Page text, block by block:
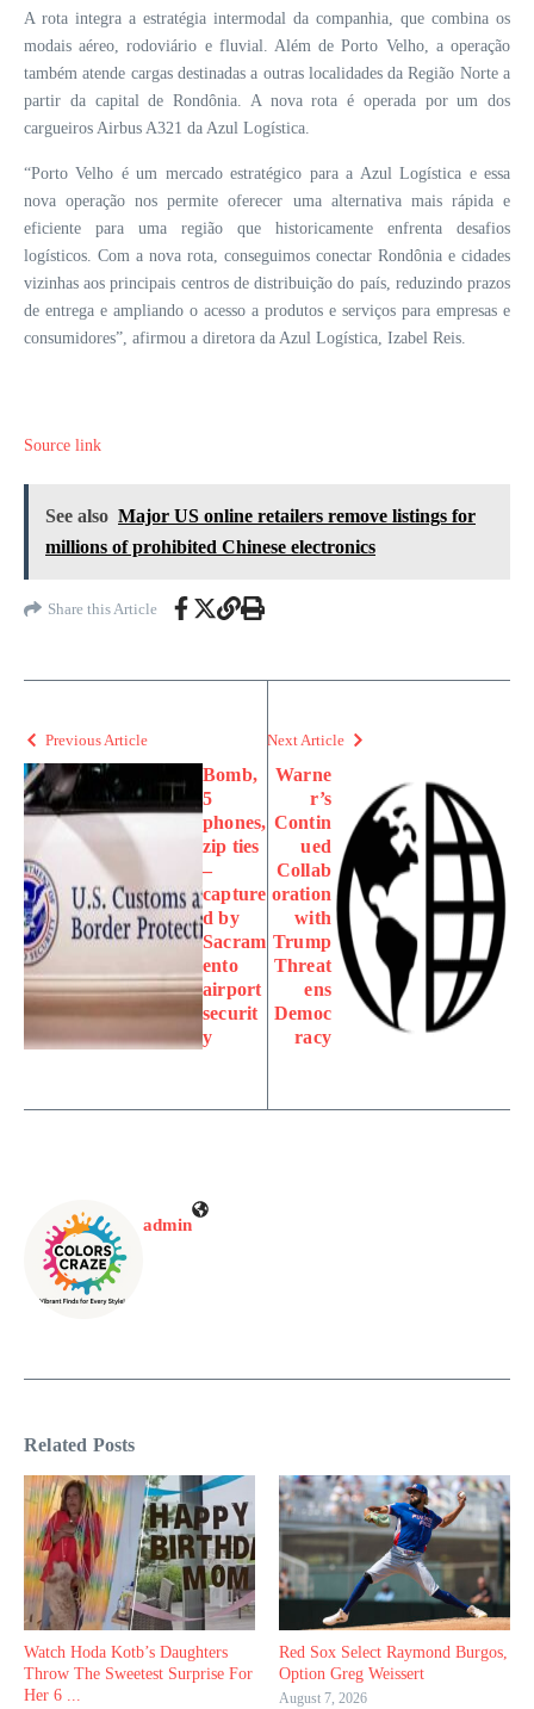
A rota integra a estratégia intermodal da companhia, que combina os
modais aéreo, rodoviário e fluvial. Além de Porto Velho, a operação
também atende cargas destinadas a outras localidades da Região Norte a
partir da capital de Rondônia. A nova rota é operada por um dos
cargueiros Airbus A321 da Azul Logística.
“Porto Velho é um mercado estratégico para a Azul Logística e essa
nova operação nos permite oferecer uma alternativa mais rápida e
eficiente para uma região que historicamente enfrenta desafios
logísticos. Com a nova rota, conseguimos conectar Rondônia e cidades
vizinhas aos principais centros de distribuição do país, reduzindo prazos
de entrega e ampliando o acesso a produtos e serviços para empresas e
consumidores”, afirmou a diretora da Azul Logística, Izabel Reis.
Source link
See also Major US online retailers remove listings for
millions of prohibited Chinese electronics
Share this Article
Previous Article
Bomb,
5
phones,
zip ties
–
capture
d by
Sacram
ento
airport
securit
y
Next Article
Warne
r’s
Contin
ued
Collab
oration
with
Trump
Threat
ens
Democ
racy
admin
Related Posts
Watch Hoda Kotb’s Daughters
Throw The Sweetest Surprise For
Her 6 ...
Red Sox Select Raymond Burgos,
Option Greg Weissert
August 7, 2026